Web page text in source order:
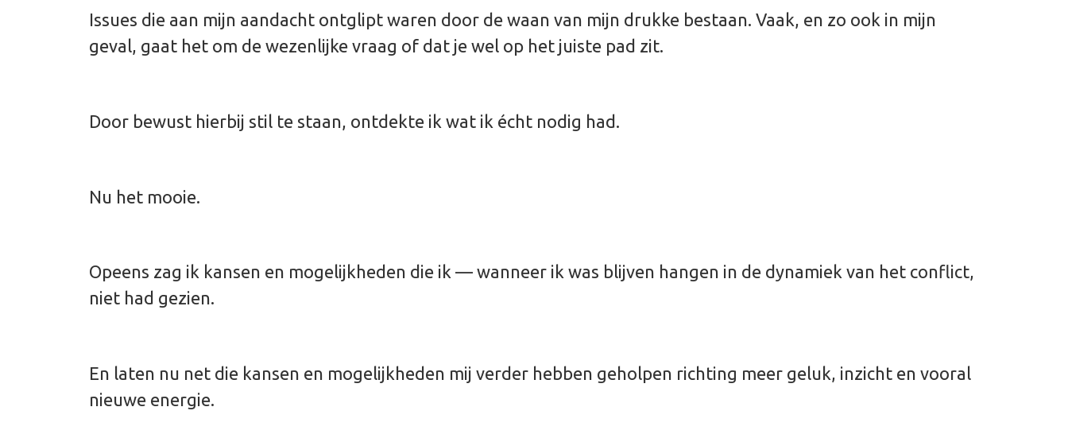
Issues die aan mijn aandacht ontglipt waren door de waan van mijn drukke bestaan. Vaak, en zo ook in mijn
geval, gaat het om de wezenlijke vraag of dat je wel op het juiste pad zit.
Door bewust hierbij stil te staan, ontdekte ik wat ik écht nodig had.
Nu het mooie.
Opeens zag ik kansen en mogelijkheden die ik — wanneer ik was blijven hangen in de dynamiek van het conflict,
niet had gezien.
En laten nu net die kansen en mogelijkheden mij verder hebben geholpen richting meer geluk, inzicht en vooral
nieuwe energie.